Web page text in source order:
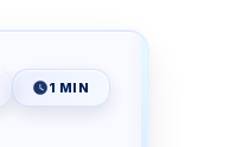
1 MIN